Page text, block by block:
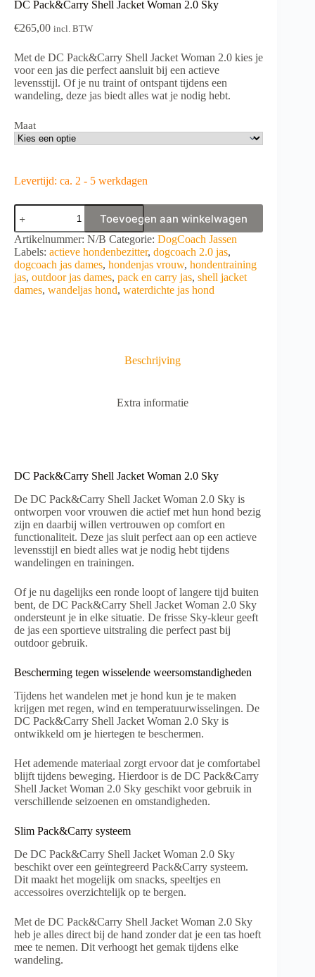
DC Pack&Carry Shell Jacket Woman 2.0 Sky
€265,00 incl. BTW
Met de DC Pack&Carry Shell Jacket Woman 2.0 kies je
voor een jas die perfect aansluit bij een actieve
levensstijl. Of je nu traint of ontspant tijdens een
wandeling, deze jas biedt alles wat je nodig hebt.
Maat
Levertijd: ca. 2 - 5 werkdagen
DC
Pack&Carry
Shell
Jacket
Woman
2.0
Sky
aantal
Toevoegen aan winkelwagen
A
l
t
e
r
Artikelnummer: N/B Categorie: DogCoach Jassen
Labels: actieve hondenbezitter, dogcoach 2.0 jas,
dogcoach jas dames, hondenjas vrouw, hondentraining
jas, outdoor jas dames, pack en carry jas, shell jacket
dames, wandeljas hond, waterdichte jas hond
Beschrijving
Extra informatie
DC Pack&Carry Shell Jacket Woman 2.0 Sky
De DC Pack&Carry Shell Jacket Woman 2.0 Sky is
ontworpen voor vrouwen die actief met hun hond bezig
zijn en daarbij willen vertrouwen op comfort en
functionaliteit. Deze jas sluit perfect aan op een actieve
levensstijl en biedt alles wat je nodig hebt tijdens
wandelingen en trainingen.
Of je nu dagelijks een ronde loopt of langere tijd buiten
bent, de DC Pack&Carry Shell Jacket Woman 2.0 Sky
ondersteunt je in elke situatie. De frisse Sky-kleur geeft
de jas een sportieve uitstraling die perfect past bij
outdoor gebruik.
Bescherming tegen wisselende weersomstandigheden
Tijdens het wandelen met je hond kun je te maken
krijgen met regen, wind en temperatuurwisselingen. De
DC Pack&Carry Shell Jacket Woman 2.0 Sky is
ontwikkeld om je hiertegen te beschermen.
Het ademende materiaal zorgt ervoor dat je comfortabel
blijft tijdens beweging. Hierdoor is de DC Pack&Carry
Shell Jacket Woman 2.0 Sky geschikt voor gebruik in
verschillende seizoenen en omstandigheden.
Slim Pack&Carry systeem
De DC Pack&Carry Shell Jacket Woman 2.0 Sky
beschikt over een geïntegreerd Pack&Carry systeem.
Dit maakt het mogelijk om snacks, speeltjes en
accessoires overzichtelijk op te bergen.
Met de DC Pack&Carry Shell Jacket Woman 2.0 Sky
heb je alles direct bij de hand zonder dat je een tas hoeft
mee te nemen. Dit verhoogt het gemak tijdens elke
wandeling.